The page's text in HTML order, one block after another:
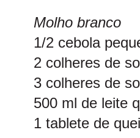
Molho branco
1/2 cebola
2 colheres de
3 colheres de
500 ml de leite
1 tablete de